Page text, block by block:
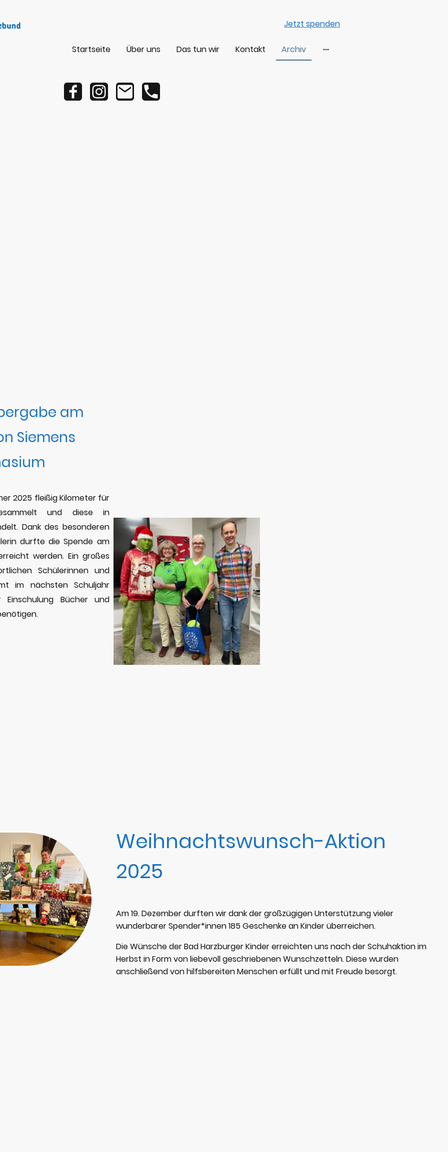
Jetzt spenden
Startseite Über uns Das tun wir Kontakt Archiv
am
Siemens
2025 fleißig Kilometer für
und diese in
Dank des besonderen
durfte die Spende am
werden. Ein großes
Schülerinnen und
im nächsten Schuljahr
Bücher und
Weihnachtswunsch-Aktion
2025
Am 19. Dezember durften wir dank der großzügigen Unterstützung vieler
wunderbarer Spender*innen 185 Geschenke an Kinder überreichen.
Die Wünsche der Bad Harzburger Kinder erreichten uns nach der Schuhaktion im
Herbst in Form von liebevoll geschriebenen Wunschzetteln. Diese wurden
anschließend von hilfsbereiten Menschen erfüllt und mit Freude besorgt.